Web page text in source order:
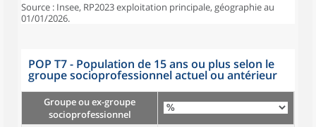
Source : Insee, RP2023 exploitation principale, géographie au
01/01/2026.
POP T7 - Population de 15 ans ou plus selon le
groupe socioprofessionnel actuel ou antérieur
Groupe ou ex-groupe
socioprofessionnel